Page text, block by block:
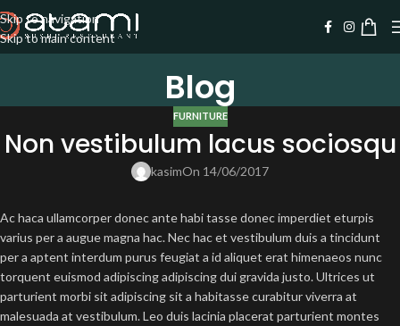
Skip to navigation
Skip to main content
Blog
FURNITURE
Non vestibulum lacus sociosqu
kasimOn 14/06/2017
Ac haca ullamcorper donec ante habi tasse donec imperdiet eturpis
varius per a augue magna hac. Nec hac et vestibulum duis a tincidunt
per a aptent interdum purus feugiat a id aliquet erat himenaeos nunc
torquent euismod adipiscing adipiscing dui gravida justo. Ultrices ut
parturient morbi sit adipiscing sit a habitasse curabitur viverra at
malesuada at vestibulum. Leo duis lacinia placerat parturient montes